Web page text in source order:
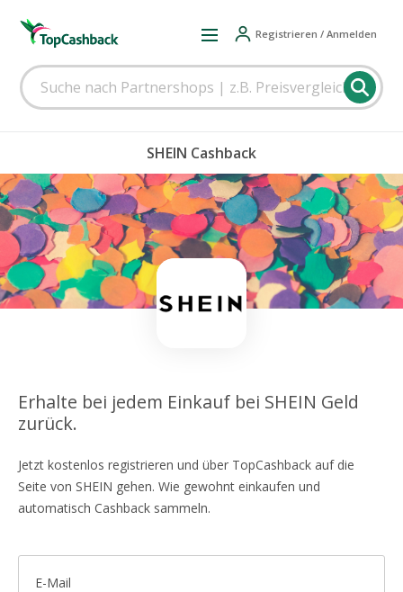
Registrieren / Anmelden
SHEIN Cashback
Erhalte bei jedem Einkauf bei SHEIN Geld
zurück.
Jetzt kostenlos registrieren und über TopCashback auf die
Seite von SHEIN gehen. Wie gewohnt einkaufen und
automatisch Cashback sammeln.
E-Mail